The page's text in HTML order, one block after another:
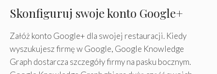
Skonfiguruj swoje konto Google+
Załóż konto Google+ dla swojej restauracji. Kiedy
wyszukujesz firmę w Google, Google Knowledge
Graph dostarcza szczegóły firmy na pasku bocznym.